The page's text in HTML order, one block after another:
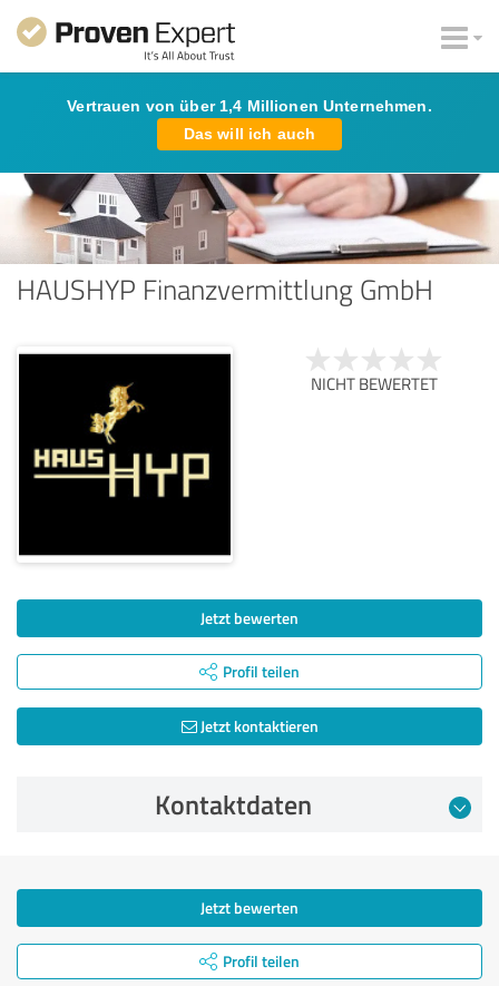
Vertrauen von über 1,4 Millionen Unternehmen.
Das will ich auch
HAUSHYP Finanzvermittlung GmbH
NICHT BEWERTET
Jetzt bewerten
Profil teilen
Jetzt kontaktieren
Kontaktdaten
Jetzt bewerten
Profil teilen